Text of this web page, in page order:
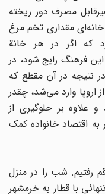
مصرف دور ریخته
مقداری تخم مرغ
اگر در هر خانة
فرهنگ رایج شود، در
در آن مقطع که
وارد می‌شد، چقدر
بر جلوگیری از
اقتصاد خانواده کمک
به قم رفتیم. شب را در منزل
با قطار به خرمشهر